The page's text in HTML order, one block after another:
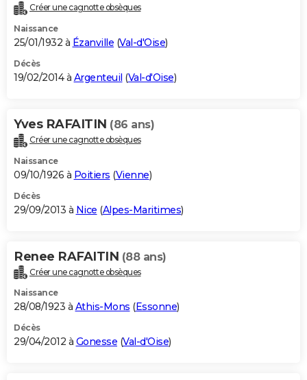
Créer une cagnotte obsèques
Naissance
25/01/1932 à Ézanville (Val-d'Oise)
Décès
19/02/2014 à Argenteuil (Val-d'Oise)
Yves RAFAITIN (86 ans)
Créer une cagnotte obsèques
Naissance
09/10/1926 à Poitiers (Vienne)
Décès
29/09/2013 à Nice (Alpes-Maritimes)
Renee RAFAITIN (88 ans)
Créer une cagnotte obsèques
Naissance
28/08/1923 à Athis-Mons (Essonne)
Décès
29/04/2012 à Gonesse (Val-d'Oise)